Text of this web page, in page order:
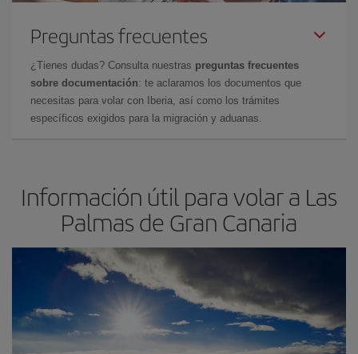
Preguntas frecuentes
¿Tienes dudas? Consulta nuestras preguntas frecuentes
sobre documentación: te aclaramos los documentos que
necesitas para volar con Iberia, así como los trámites
específicos exigidos para la migración y aduanas.
Información útil para volar a Las
Palmas de Gran Canaria